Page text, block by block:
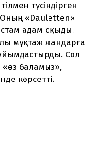
түсіндірген
«Dauletten»
адам оқыды.
мұқтаж жандарға
Сол
баламыз»,
көрсетті.